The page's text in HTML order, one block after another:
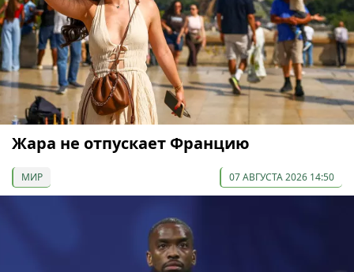
Жара не отпускает Францию
МИР 07 АВГУСТА 2026 14:50